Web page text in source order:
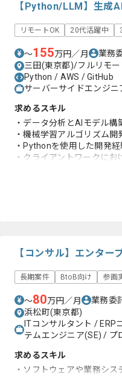
【Python/LLM】生成
リモートOK 20代活躍中
〜155万円／月 業務
三田(東京都)/フルリモー
Python / AWS / GitHub
サーバーサイドエンジ
求めるスキル
・データ分析とAIモデル構
・機械学習アルゴリズム開
・Pythonを使用した開発経
・クライアントワークに
【コンサル】エンタ
長期案件 BtoB向け 参画
〜80万円／月 業務委
浜松町(東京都)
ITコンサルタント /
テムエンジニア(SE) / プ
求めるスキル
・ソフトウェアや業務シ